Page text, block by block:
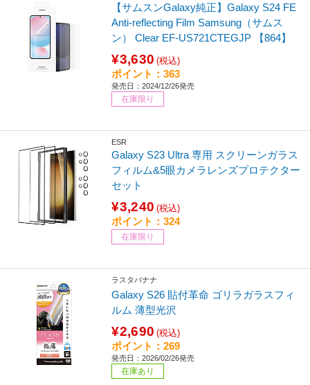
【サムスンGalaxy純正】Galaxy S24 FE
Anti-reflecting Film Samsung（サムス
ン） Clear EF-US721CTEGJP 【864】
¥3,630 (税込)
ポイント：363
発売日：2024/12/26発売
在庫限り
ESR
Galaxy S23 Ultra 専用 スクリーンガラス
フィルム&5眼カメラレンズプロテクター
セット
¥3,240 (税込)
ポイント：324
在庫限り
ラスタバナナ
Galaxy S26 貼付革命 ゴリラガラスフィ
ルム 薄型光沢
¥2,690 (税込)
ポイント：269
発売日：2026/02/26発売
在庫あり